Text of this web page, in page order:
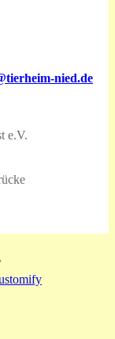
nied.de
e.V.
,